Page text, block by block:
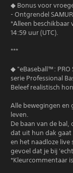
◆ Bonus voor
- Ontgrendel
*Alleen beschikbaar
14:59 uur (UTC).
***
◆ "eBaseball™: PRO
serie Professional
Beleef realistisch
Alle bewegingen en
leven.
De baan van de bal,
dat uit hun dak
en het naadloze
gevoel dat je bij
*Kleurcommentaar